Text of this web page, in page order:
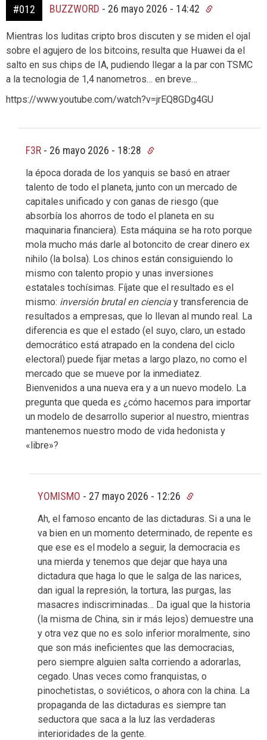
#012 BUZZWORD - 26 mayo 2026 - 14:42
Mientras los luditas cripto bros discuten y se miden el ojal
sobre el agujero de los bitcoins, resulta que Huawei da el
salto en sus chips de IA, pudiendo llegar a la par con TSMC
a la tecnologia de 1,4 nanometros… en breve…
https://www.youtube.com/watch?v=jrEQ8GDg4GU
F3R - 26 mayo 2026 - 18:28
la época dorada de los yanquis se basó en atraer
talento de todo el planeta, junto con un mercado de
capitales unificado y con ganas de riesgo (que
absorbía los ahorros de todo el planeta en su
maquinaria financiera). Esta máquina se ha roto porque
mola mucho más darle al botoncito de crear dinero ex
nihilo (la bolsa). Los chinos están consiguiendo lo
mismo con talento propio y unas inversiones
estatales tochísimas. Fíjate que el resultado es el
mismo: inversión brutal en cienciay transferencia de
resultados a empresas, que lo llevan al mundo real. La
diferencia es que el estado (el suyo, claro, un estado
democrático está atrapado en la condena del ciclo
electoral) puede fijar metas a largo plazo, no como el
mercado que se mueve por la inmediatez.
Bienvenidos a una nueva era y a un nuevo modelo. La
pregunta que queda es ¿cómo hacemos para importar
un modelo de desarrollo superior al nuestro, mientras
mantenemos nuestro modo de vida hedonista y
«libre»?
YOMISMO - 27 mayo 2026 - 12:26
Ah, el famoso encanto de las dictaduras. Si a una le
va bien en un momento determinado, de repente es
que ese es el modelo a seguir, la democracia es
una mierda y tenemos que dejar que haya una
dictadura que haga lo que le salga de las narices,
dan igual la represión, la tortura, las purgas, las
masacres indiscriminadas… Da igual que la historia
(la misma de China, sin ir más lejos) demuestre una
y otra vez que no es solo inferior moralmente, sino
que son más ineficientes que las democracias,
pero siempre alguien salta corriendo a adorarlas,
cegado. Unas veces como franquistas, o
pinochetistas, o soviéticos, o ahora con la china. La
propaganda de las dictaduras es siempre tan
seductora que saca a la luz las verdaderas
interioridades de la gente.